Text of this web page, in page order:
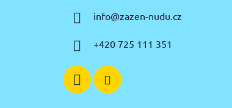
info@zazen-nudu.cz
+420 725 111 351